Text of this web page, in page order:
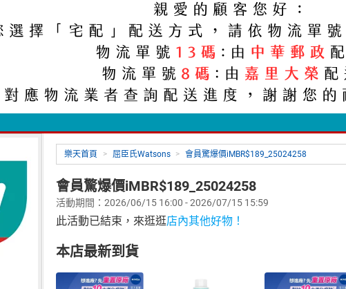
樂天首頁 > 屈臣氏Watsons > 會員驚爆價iMBR$189_25024258
會員驚爆價iMBR$189_25024258
活動期間：2026/06/15 16:00 - 2026/07/15 15:59
此活動已結束，來逛逛店內其他好物！
本店最新到貨